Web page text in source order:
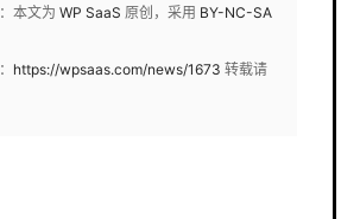
本文为 WP SaaS 原创，采用 BY-NC-SA
https://wpsaas.com/news/1673 转载请